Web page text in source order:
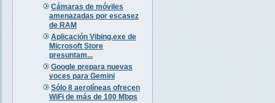
Cámaras de móviles
amenazadas por escasez
de RAM
Aplicación Vibing.exe de
Microsoft Store
presuntam...
Google prepara nuevas
voces para Gemini
Sólo 8 aerolíneas ofrecen
WiFi de más de 100 Mbps